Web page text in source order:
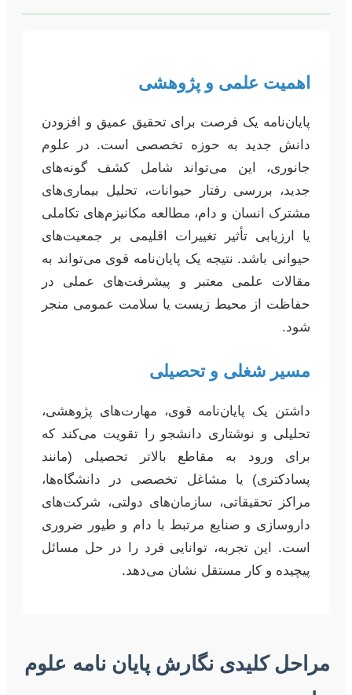
اهمیت علمی و پژوهشی
پایان‌نامه یک فرصت برای تحقیق عمیق و افزودن
دانش جدید به حوزه تخصصی است. در علوم
جانوری، این می‌تواند شامل کشف گونه‌های
جدید، بررسی رفتار حیوانات، تحلیل بیماری‌های
مشترک انسان و دام، مطالعه مکانیزم‌های تکاملی
یا ارزیابی تأثیر تغییرات اقلیمی بر جمعیت‌های
حیوانی باشد. نتیجه یک پایان‌نامه قوی می‌تواند به
مقالات علمی معتبر و پیشرفت‌های عملی در
حفاظت از محیط زیست یا سلامت عمومی منجر
شود.
مسیر شغلی و تحصیلی
داشتن یک پایان‌نامه قوی، مهارت‌های پژوهشی،
تحلیلی و نوشتاری دانشجو را تقویت می‌کند که
برای ورود به مقاطع بالاتر تحصیلی (مانند
پسادکتری) یا مشاغل تخصصی در دانشگاه‌ها،
مراکز تحقیقاتی، سازمان‌های دولتی، شرکت‌های
داروسازی و صنایع مرتبط با دام و طیور ضروری
است. این تجربه، توانایی فرد را در حل مسائل
پیچیده و کار مستقل نشان می‌دهد.
مراحل کلیدی نگارش پایان نامه علوم